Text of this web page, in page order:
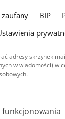
BIP
adresy skrzynek
w wiadomości) w
wyłączeniem treści
uznanie
audiowizualne, w
Commons: uznanie
funkcjonowania